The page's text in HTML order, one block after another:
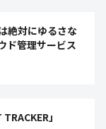
絶対にゆるさな
ド管理サービス
」